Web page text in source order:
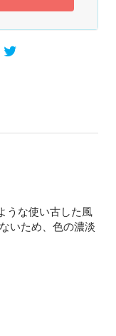
うな使い古した風
いため、色の濃淡